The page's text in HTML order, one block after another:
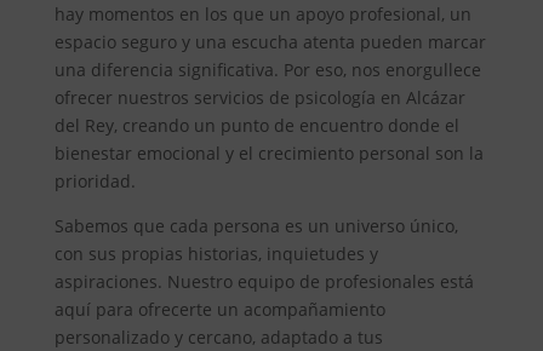
hay momentos en los que un apoyo profesional, un
espacio seguro y una escucha atenta pueden marcar
una diferencia significativa. Por eso, nos enorgullece
ofrecer nuestros servicios de psicología en Alcázar
del Rey, creando un punto de encuentro donde el
bienestar emocional y el crecimiento personal son la
prioridad.
Sabemos que cada persona es un universo único,
con sus propias historias, inquietudes y
aspiraciones. Nuestro equipo de profesionales está
aquí para ofrecerte un acompañamiento
personalizado y cercano, adaptado a tus